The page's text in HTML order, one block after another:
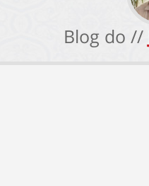
Blog do //